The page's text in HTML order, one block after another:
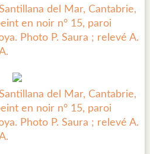
del Mar, Cantabrie,
en noir n° 15, paroi
Photo P. Saura ; relevé A.
del Mar, Cantabrie,
en noir n° 15, paroi
Photo P. Saura ; relevé A.